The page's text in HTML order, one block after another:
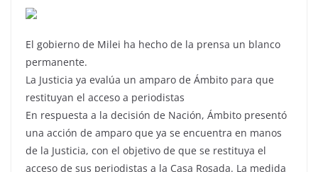
El gobierno de Milei ha hecho de la prensa un blanco
permanente.
La Justicia ya evalúa un amparo de Ámbito para que
restituyan el acceso a periodistas
En respuesta a la decisión de Nación, Ámbito presentó
una acción de amparo que ya se encuentra en manos
de la Justicia, con el objetivo de que se restituya el
acceso de sus periodistas a la Casa Rosada. La medida